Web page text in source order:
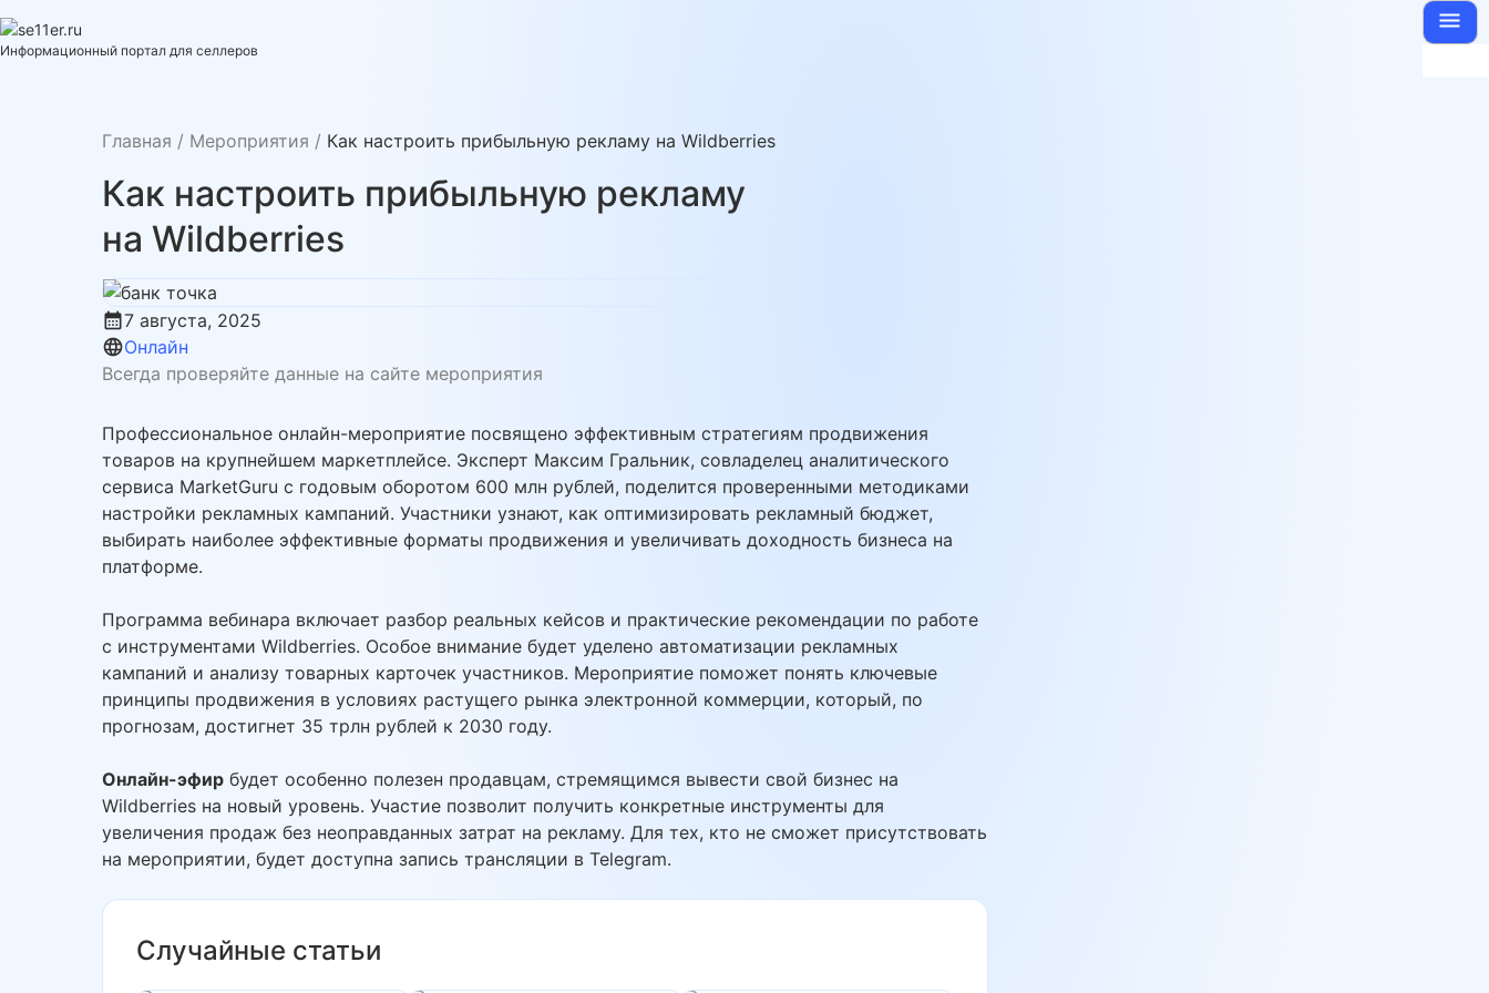
Skip
to
content
se11er.ru
Информационный портал для селлеров
Главная / Мероприятия / Как настроить прибыльную рекламу на Wildberries
Как настроить прибыльную рекламу
на Wildberries
calendar_month7 августа, 2025
languageОнлайн
Всегда проверяйте данные на сайте мероприятия
Профессиональное онлайн-мероприятие посвящено эффективным стратегиям продвижения
товаров на крупнейшем маркетплейсе. Эксперт Максим Гральник, совладелец аналитического
сервиса MarketGuru с годовым оборотом 600 млн рублей, поделится проверенными методиками
настройки рекламных кампаний. Участники узнают, как оптимизировать рекламный бюджет,
выбирать наиболее эффективные форматы продвижения и увеличивать доходность бизнеса на
платформе.
Программа вебинара включает разбор реальных кейсов и практические рекомендации по работе
с инструментами Wildberries. Особое внимание будет уделено автоматизации рекламных
кампаний и анализу товарных карточек участников. Мероприятие поможет понять ключевые
принципы продвижения в условиях растущего рынка электронной коммерции, который, по
прогнозам, достигнет 35 трлн рублей к 2030 году.
Онлайн-эфир будет особенно полезен продавцам, стремящимся вывести свой бизнес на
Wildberries на новый уровень. Участие позволит получить конкретные инструменты для
увеличения продаж без неоправданных затрат на рекламу. Для тех, кто не сможет присутствовать
на мероприятии, будет доступна запись трансляции в Telegram.
Случайные статьи